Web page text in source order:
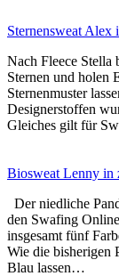
Sternensweat
Nach Fleece Stella
Sternen und holen
Sternenmuster
Designerstoffen
Gleiches gilt für
Biosweat Lenny in
Der niedliche
den Swafing
insgesamt fünf
Wie die bisherigen
Blau lassen…